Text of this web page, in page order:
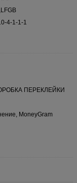
4-1-1-1
ПЕРЕКЛЕЙКИ
MoneyGram